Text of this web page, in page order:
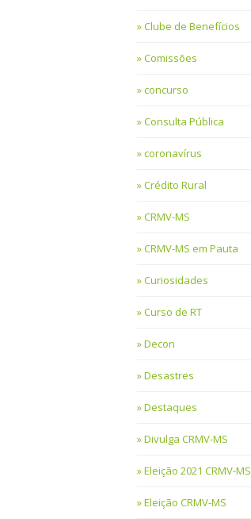
Clube de Benefícios
Comissões
concurso
Consulta Pública
coronavírus
Crédito Rural
CRMV-MS
CRMV-MS em Pauta
Curiosidades
Curso de RT
Decon
Desastres
Destaques
Divulga CRMV-MS
Eleição 2021 CRMV-MS
Eleição CRMV-MS